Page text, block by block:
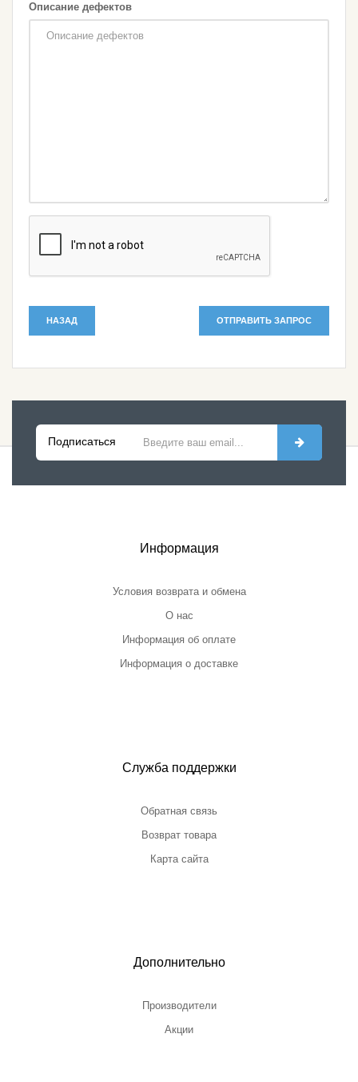
Описание дефектов
НАЗАД
Подписаться
Информация
Условия возврата и обмена
О нас
Информация об оплате
Информация о доставке
Служба поддержки
Обратная связь
Возврат товара
Карта сайта
Дополнительно
Производители
Акции